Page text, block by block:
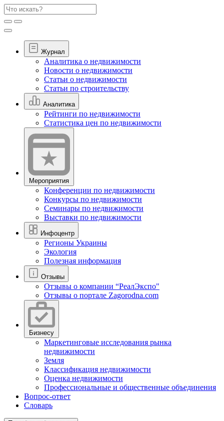
Журнал
Аналитика о недвижимости
Новости о недвижимости
Статьи о недвижимости
Статьи по строительству
Аналитика
Рейтинги по недвижимости
Статистика цен по недвижимости
Мероприятия
Конференции по недвижимости
Конкурсы по недвижимости
Семинары по недвижимости
Выставки по недвижимости
Инфоцентр
Регионы Украины
Экология
Полезная информация
Отзывы
Отзывы о компании “РеалЭкспо"
Отзывы о портале Zagorodna.com
Бизнесу
Маркетинговые исследования рынка
недвижимости
Земля
Классификация недвижимости
Оценка недвижимости
Профессиональные и общественные объединения
Вопрос-ответ
Словарь